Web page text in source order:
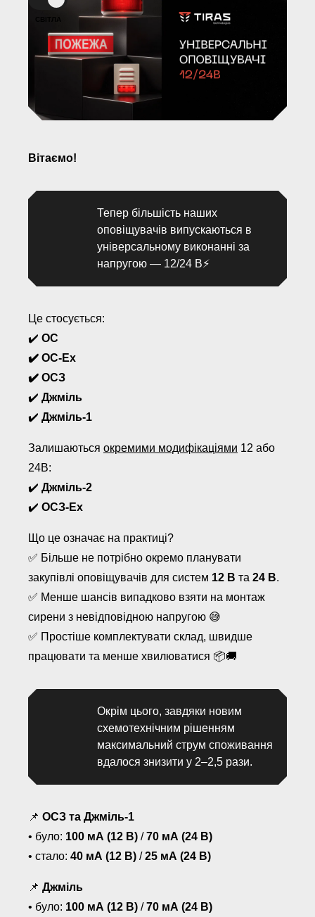
провулок
Хмельницького
шосе
8
НАМ
СВІТЛА
Вітаємо!
Тепер більшість наших
оповіщувачів випускаються в
універсальному виконанні за
напругою — 12/24 В⚡️
Це стосується:
✔️ ОС
✔️ ОС-Ex
✔️ ОСЗ
✔️ Джміль
✔️ Джміль-1
Залишаються окремими модифікаціями 12 або
24В:
✔️ Джміль-2
✔️ ОСЗ-Ex
Що це означає на практиці?
✅ Більше не потрібно окремо планувати
закупівлі оповіщувачів для систем 12 В та 24 В.
✅ Менше шансів випадково взяти на монтаж
сирени з невідповідною напругою 😅
✅ Простіше комплектувати склад, швидше
працювати та менше хвилюватися 📦🚚
Окрім цього, завдяки новим
схемотехнічним рішенням
максимальний струм споживання
вдалося знизити у 2–2,5 рази.
📌 ОСЗ та Джміль-1
• було: 100 мА (12 В) /70 мА (24 В)
• стало: 40 мА (12 В) /25 мА (24 В)
📌 Джміль
• було: 100 мА (12 В) /70 мА (24 В)